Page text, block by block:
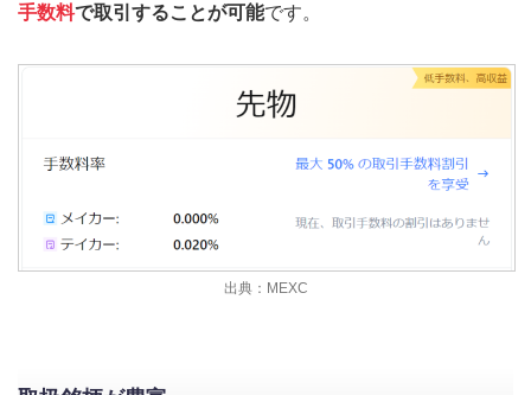
手数料で取引することが可能です。
出典：MEXC